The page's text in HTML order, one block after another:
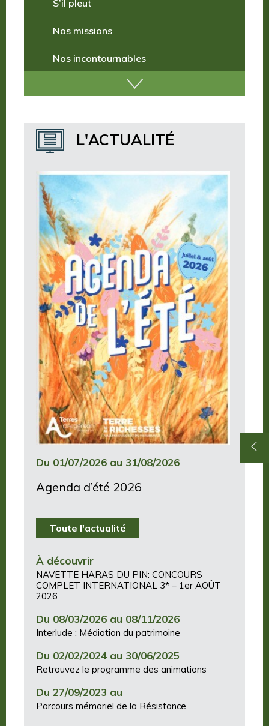
Nos incontournables
Où dormir ?
L'ACTUALITÉ
Du 01/07/2026 au 31/08/2026
Agenda d’été 2026
Toute l'actualité
À découvrir
NAVETTE HARAS DU PIN: CONCOURS
COMPLET INTERNATIONAL 3* – 1er AOÛT
2026
Du 08/03/2026 au 08/11/2026
Interlude : Médiation du patrimoine
Du 02/02/2024 au 30/06/2025
Retrouvez le programme des animations
Du 27/09/2023 au
Parcours mémoriel de la Résistance